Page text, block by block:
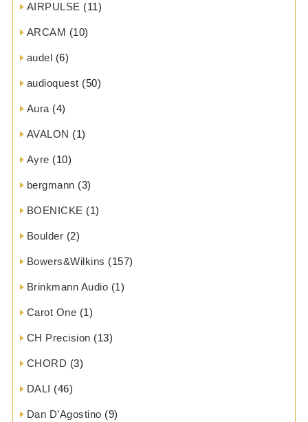
AIRPULSE (11)
ARCAM (10)
audel (6)
audioquest (50)
Aura (4)
AVALON (1)
Ayre (10)
bergmann (3)
BOENICKE (1)
Boulder (2)
Bowers&Wilkins (157)
Brinkmann Audio (1)
Carot One (1)
CH Precision (13)
CHORD (3)
DALI (46)
Dan D’Agostino (9)